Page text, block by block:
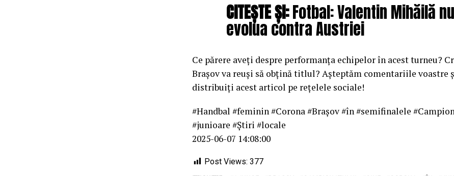
CITEȘTE ȘI:Fotbal: Valentin Mihăilă
evolua contra Austriei
Ce părere aveți despre performanța echipelor în acest turneu?
Brașov va reuși să obțină titlul? Așteptăm comentariile voastre
distribuiți acest articol pe rețelele sociale!
#Handbal #feminin #Corona #Brașov #în #semifinalele
#junioare #Ştiri #locale
2025-06-07 14:08:00
Post Views: 377